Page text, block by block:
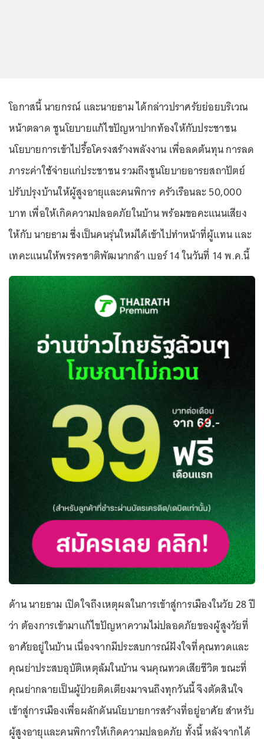
โอกาสนี้ นายกรณ์ และนายธาม ได้กล่าวปราศรัยย่อยบริเวณ
หน้าตลาด ชูนโยบายแก้ไขปัญหาปากท้องให้กับประชาชน
นโยบายการเข้าไปรื้อโครงสร้างพลังงาน เพื่อลดต้นทุน การลด
ภาระค่าใช้จ่ายแก่ประชาชน รวมถึงชูนโยบายอารยสถาปัตย์
ปรับปรุงบ้านให้ผู้สูงอายุและคนพิการ ครัวเรือนละ 50,000
บาท เพื่อให้เกิดความปลอดภัยในบ้าน พร้อมขอคะแนนเสียง
ให้กับ นายธาม ซึ่งเป็นคนรุ่นใหม่ได้เข้าไปทำหน้าที่ผู้แทน และ
เทคะแนนให้พรรคชาติพัฒนากล้า เบอร์ 14 ในวันที่ 14 พ.ค.นี้
ด้าน นายธาม เปิดใจถึงเหตุผลในการเข้าสู่การเมืองในวัย 28 ปี
ว่า ต้องการเข้ามาแก้ไขปัญหาความไม่ปลอดภัยของผู้สูงวัยที่
อาศัยอยู่ในบ้าน เนื่องจากมีประสบการณ์ฝังใจที่คุณทวดและ
คุณย่าประสบอุบัติเหตุล้มในบ้าน จนคุณทวดเสียชีวิต ขณะที่
คุณย่ากลายเป็นผู้ป่วยติดเตียงมาจนถึงทุกวันนี้ จึงตัดสินใจ
เข้าสู่การเมืองเพื่อผลักดันนโยบายการสร้างที่อยู่อาศัย สำหรับ
ผู้สูงอายุและคนพิการให้เกิดความปลอดภัย ทั้งนี้ หลังจากได้